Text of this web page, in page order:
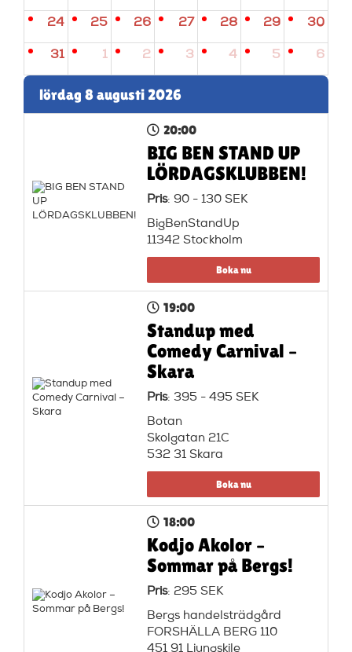
24 25 26 27 28 29 30
31 1 2 3 4 5 6
lördag 8 augusti 2026
20:00
BIG BEN STAND UP
LÖRDAGSKLUBBEN!
Pris: 90 - 130 SEK
BigBenStandUp
11342 Stockholm
Boka nu
19:00
Standup med
Comedy Carnival –
Skara
Pris: 395 - 495 SEK
Botan
Skolgatan 21C
532 31 Skara
Boka nu
18:00
Kodjo Akolor –
Sommar på Bergs!
Pris: 295 SEK
Bergs handelsträdgård
FORSHÄLLA BERG 110
451 91 Ljungskile